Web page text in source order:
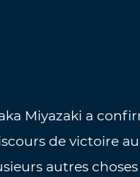
Miyazaki a
de victoire
autres